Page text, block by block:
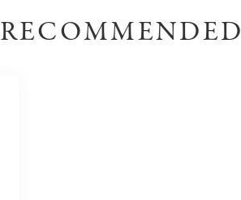
RECOMMENDED